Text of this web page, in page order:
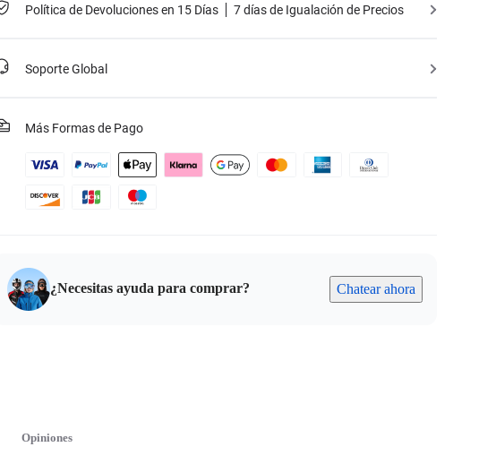
Política de Devoluciones en 15 Días 7 días de Igualación de Precios
Soporte Global
Más Formas de Pago
¿Necesitas ayuda para comprar? Chatear ahora
Opiniones